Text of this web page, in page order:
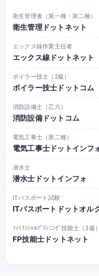
衛生管理者（第一種・第二種）
衛生管理ドットネット
エックス線作業主任者
エックス線ドットネット
ボイラー技士（2級）
ボイラー技士ドットコム
消防設備士（乙六）
消防設備ドットコム
電気工事士（第二種）
電気工事士ドットインフ
潜水士
潜水士ドットインフォ
ITパスポート試験
ITパスポートドットオル
ﾌｧｲﾅﾝｼｬﾙﾌﾟﾗﾝﾆﾝｸﾞ技能士（3級）
FP技能士ドットネット